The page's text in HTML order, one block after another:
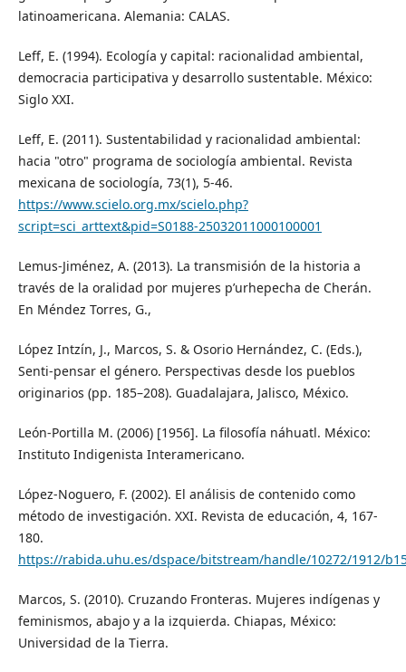
latinoamericana. Alemania: CALAS.
Leff, E. (1994). Ecología y capital: racionalidad ambiental,
democracia participativa y desarrollo sustentable. México:
Siglo XXI.
Leff, E. (2011). Sustentabilidad y racionalidad ambiental:
hacia "otro" programa de sociología ambiental. Revista
mexicana de sociología, 73(1), 5-46.
https://www.scielo.org.mx/scielo.php?
script=sci_arttext&pid=S0188-25032011000100001
Lemus-Jiménez, A. (2013). La transmisión de la historia a
través de la oralidad por mujeres p’urhepecha de Cherán.
En Méndez Torres, G.,
López Intzín, J., Marcos, S. & Osorio Hernández, C. (Eds.),
Senti-pensar el género. Perspectivas desde los pueblos
originarios (pp. 185–208). Guadalajara, Jalisco, México.
León-Portilla M. (2006) [1956]. La filosofía náhuatl. México:
Instituto Indigenista Interamericano.
López-Noguero, F. (2002). El análisis de contenido como
método de investigación. XXI. Revista de educación, 4, 167-
180.
https://rabida.uhu.es/dspace/bitstream/handle/10272/1912/
Marcos, S. (2010). Cruzando Fronteras. Mujeres indígenas y
feminismos, abajo y a la izquierda. Chiapas, México:
Universidad de la Tierra.